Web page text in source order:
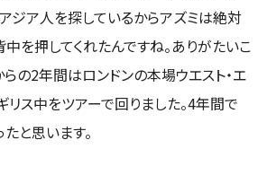
アジア人を探しているからアズミは絶対
を押してくれたんですね。ありがたいこ
らの2年間はロンドンの本場ウエスト・エ
リス中をツアーで回りました。4年間で
と思います。